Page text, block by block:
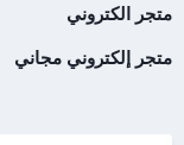
متجر الكتروني
متجر إلكتروني مجاني